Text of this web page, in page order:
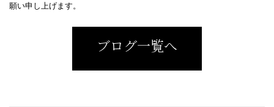
願い申し上げます。
ブログ一覧へ